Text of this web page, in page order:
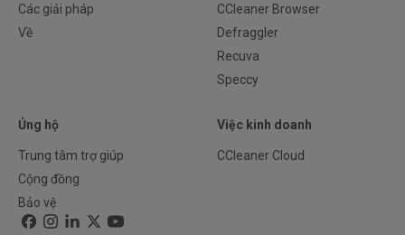
Các giải pháp
Về
CCleaner Browser
Defraggler
Recuva
Speccy
Ủng hộ
Trung tâm trợ giúp
Cộng đồng
Bảo vệ
Việc kinh doanh
CCleaner Cloud